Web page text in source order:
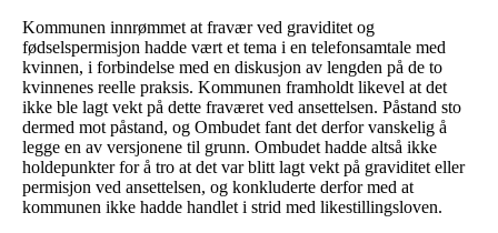
Kommunen innrømmet at fravær ved graviditet og
fødselspermisjon hadde vært et tema i en telefonsamtale med
kvinnen, i forbindelse med en diskusjon av lengden på de to
kvinnenes reelle praksis. Kommunen framholdt likevel at det
ikke ble lagt vekt på dette fraværet ved ansettelsen. Påstand sto
dermed mot påstand, og Ombudet fant det derfor vanskelig å
legge en av versjonene til grunn. Ombudet hadde altså ikke
holdepunkter for å tro at det var blitt lagt vekt på graviditet eller
permisjon ved ansettelsen, og konkluderte derfor med at
kommunen ikke hadde handlet i strid med likestillingsloven.